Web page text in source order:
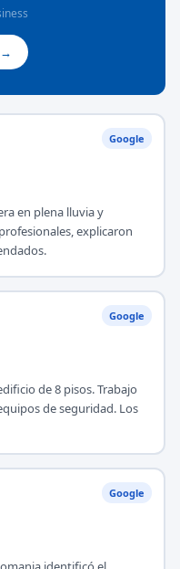
→
Google
en plena lluvia y
explicaron
Google
de 8 pisos. Trabajo
de seguridad. Los
Google